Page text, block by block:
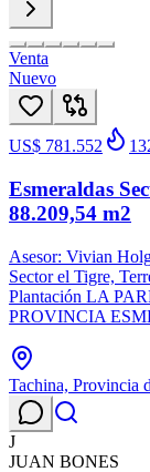
Venta
Nuevo
US$ 781.552
Esmeraldas
88.209,54 m2
Asesor: Vivian
Sector el Tigre,
Plantación LA
PROVINCIA
Tachina, Provincia
J
JUAN BONES